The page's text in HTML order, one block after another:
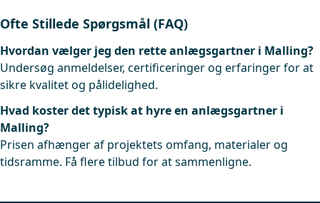
Ofte Stillede Spørgsmål (FAQ)
Hvordan vælger jeg den rette anlægsgartner i Malling?
Undersøg anmeldelser, certificeringer og erfaringer for at
sikre kvalitet og pålidelighed.
Hvad koster det typisk at hyre en anlægsgartner i
Malling?
Prisen afhænger af projektets omfang, materialer og
tidsramme. Få flere tilbud for at sammenligne.